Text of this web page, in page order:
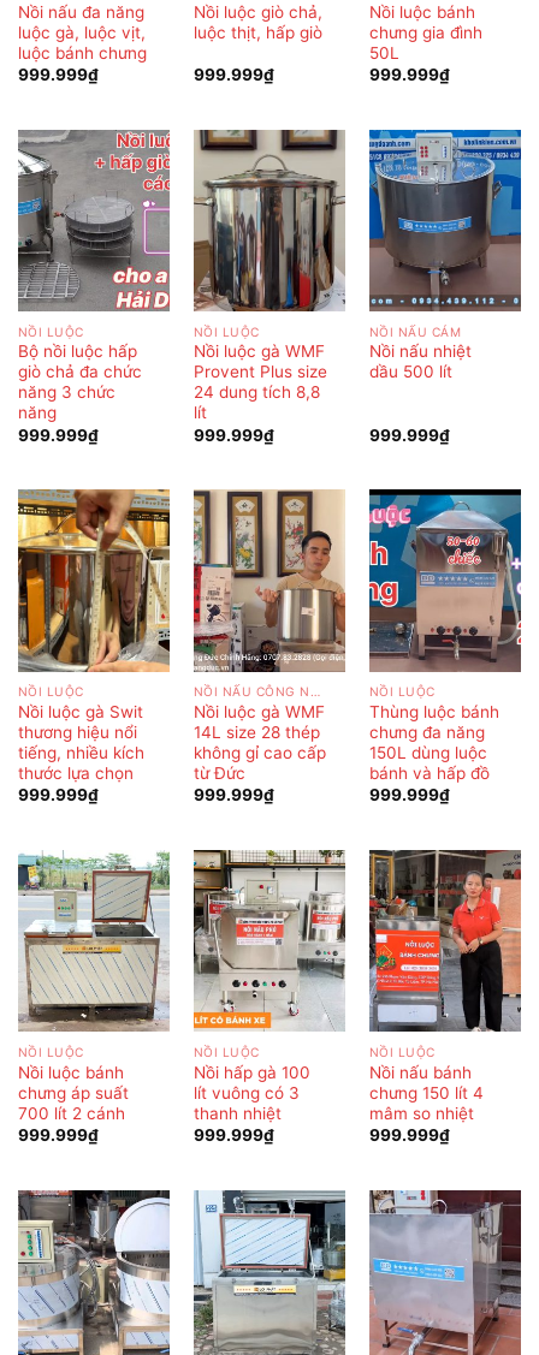
Nồi nấu đa năng
luộc gà, luộc vịt,
luộc bánh chưng
999.999₫
Nồi luộc giò chả,
luộc thịt, hấp giò
999.999₫
Nồi luộc bánh
chưng gia đình
50L
999.999₫
NỒI LUỘC
Bộ nồi luộc hấp
giò chả đa chức
năng 3 chức
năng
999.999₫
NỒI LUỘC
Nồi luộc gà WMF
Provent Plus size
24 dung tích 8,8
lít
999.999₫
NỒI NẤU CÁM
Nồi nấu nhiệt
dầu 500 lít
999.999₫
NỒI LUỘC
Nồi luộc gà Swit
thương hiệu nổi
tiếng, nhiều kích
thước lựa chọn
999.999₫
Nồi luộc gà WMF
14L size 28 thép
không gỉ cao cấp
từ Đức
999.999₫
NỒI LUỘC
Thùng luộc bánh
chưng đa năng
150L dùng luộc
bánh và hấp đồ
999.999₫
NỒI LUỘC
Nồi luộc bánh
chưng áp suất
700 lít 2 cánh
999.999₫
NỒI LUỘC
Nồi hấp gà 100
lít vuông có 3
thanh nhiệt
999.999₫
NỒI LUỘC
Nồi nấu bánh
chưng 150 lít 4
mâm so nhiệt
999.999₫